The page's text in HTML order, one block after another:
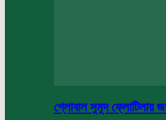
গ্লোবাল সুমুদ ফ্লোটিলায়